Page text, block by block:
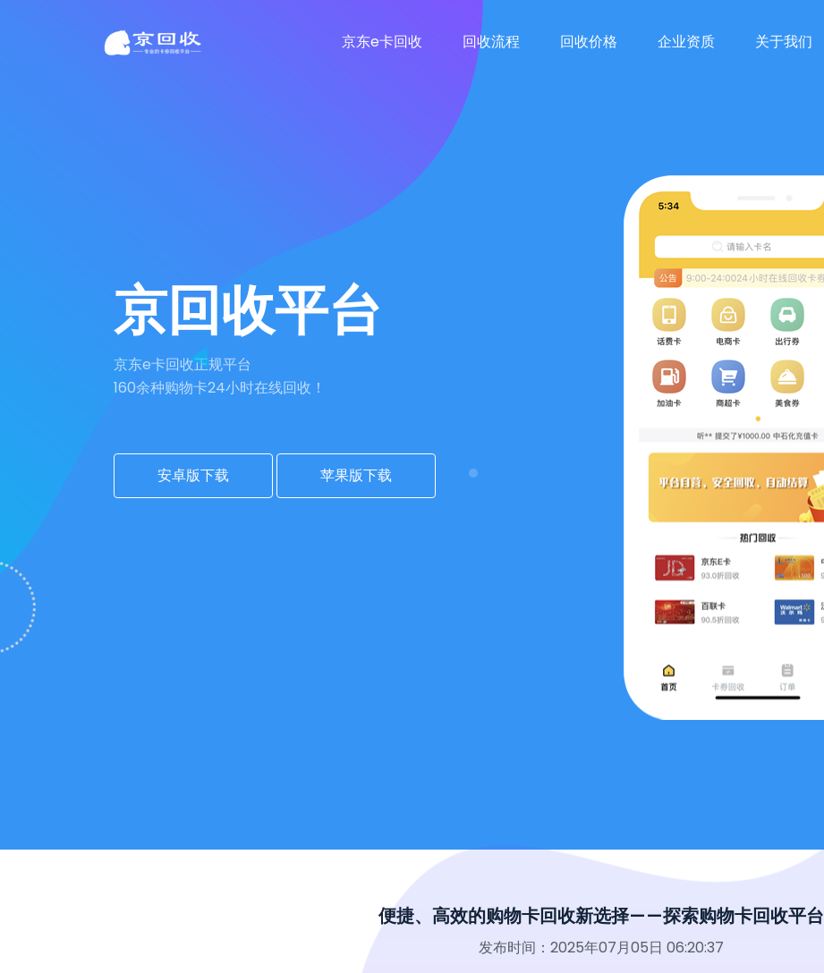
京东e卡回收 回收流程 回收价格 企业资质 关于我们
京回收平台
京东e卡回收正规平台
160余种购物卡24小时在线回收！
安卓版下载 苹果版下载
便捷、高效的购物卡回收新选择——探索购物卡回收平台
发布时间：2025年07月05日 06:20:37